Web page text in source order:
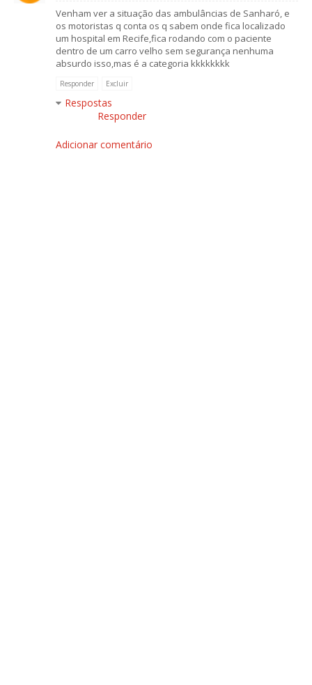
Venham ver a situação das ambulâncias de Sanharó, e
os motoristas q conta os q sabem onde fica localizado
um hospital em Recife,fica rodando com o paciente
dentro de um carro velho sem segurança nenhuma
absurdo isso,mas é a categoria kkkkkkkk
Responder Excluir
Respostas
Responder
Adicionar comentário